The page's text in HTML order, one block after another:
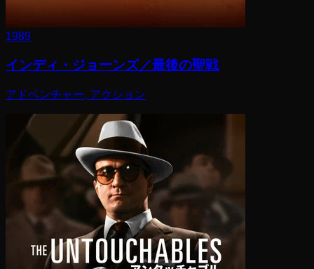
1989
インディ・ジョーンズ／最後の聖戦
アドベンチャー, アクション